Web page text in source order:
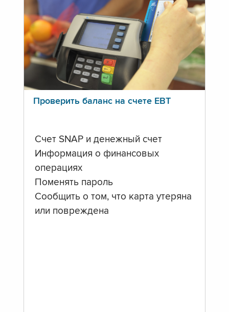
Проверить баланс на счете ЕВТ
Счет SNAP и денежный счет
Информация о финансовых
операциях
Поменять пароль
Сообщить о том, что карта утеряна
или повреждена